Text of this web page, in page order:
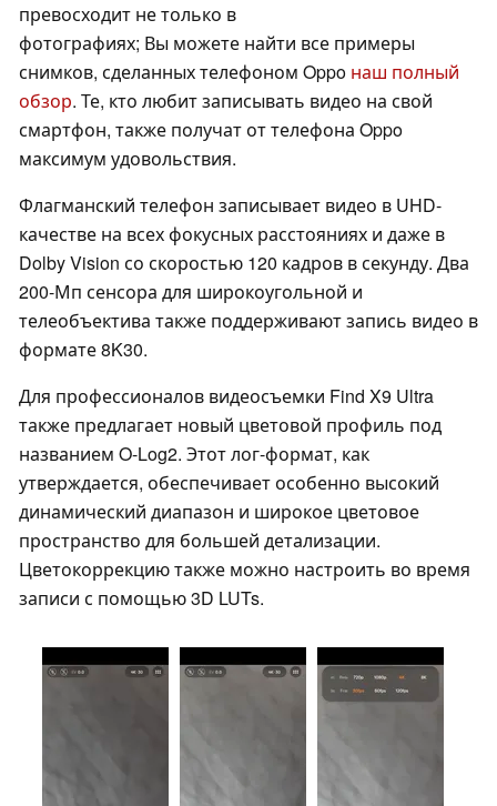
превосходит не только в
фотографиях; Вы можете найти все примеры
снимков, сделанных телефоном Oppo наш полный
обзор. Те, кто любит записывать видео на свой
смартфон, также получат от телефона Oppo
максимум удовольствия.
Флагманский телефон записывает видео в UHD-
качестве на всех фокусных расстояниях и даже в
Dolby Vision со скоростью 120 кадров в секунду. Два
200-Мп сенсора для широкоугольной и
телеобъектива также поддерживают запись видео в
формате 8K30.
Для профессионалов видеосъемки Find X9 Ultra
также предлагает новый цветовой профиль под
названием O-Log2. Этот лог-формат, как
утверждается, обеспечивает особенно высокий
динамический диапазон и широкое цветовое
пространство для большей детализации.
Цветокоррекцию также можно настроить во время
записи с помощью 3D LUTs.